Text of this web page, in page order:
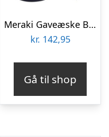
Meraki Gaveæske Blossom Breeze Dish Wash Essentials
kr. 142,95
Gå til shop